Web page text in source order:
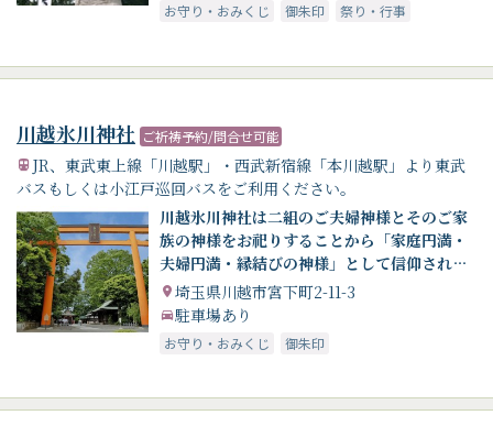
お守り・おみくじ 御朱印 祭り・行事
川越氷川神社 ご祈祷予約/問合せ可能
JR、東武東上線「川越駅」・西武新宿線「本川越駅」より東武
バスもしくは小江戸巡回バスをご利用ください。
川越氷川神社は二組のご夫婦神様とそのご家
族の神様をお祀りすることから「家庭円満・
夫婦円満・縁結びの神様」として信仰されて
います。
埼玉県川越市宮下町2-11-3
駐車場あり
お守り・おみくじ 御朱印